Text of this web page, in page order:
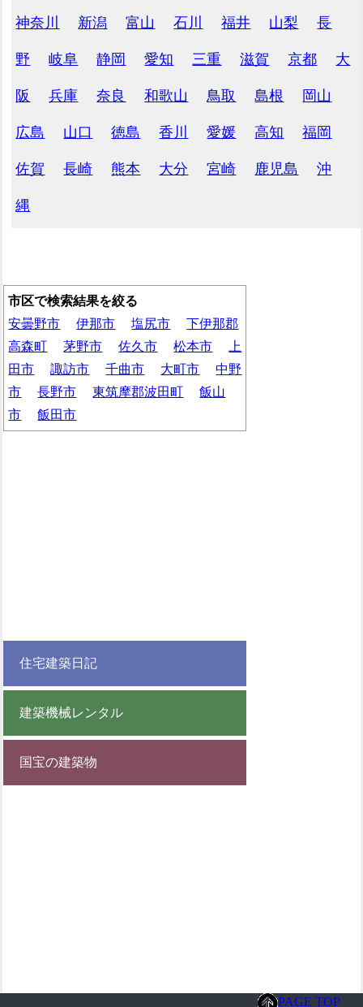
神奈川 新潟 富山 石川 福井 山梨 長
野 岐阜 静岡 愛知 三重 滋賀 京都 大
阪 兵庫 奈良 和歌山 鳥取 島根 岡山
広島 山口 徳島 香川 愛媛 高知 福岡
佐賀 長崎 熊本 大分 宮崎 鹿児島 沖
縄
市区で検索結果を絞る
安曇野市
伊那市 塩尻市
下伊那郡
高森町
茅野市 佐久市 松本市
上
田市
諏訪市 千曲市 大町市
中野
市
長野市 東筑摩郡波田町
飯山
市
飯田市
住宅建築日記
建築機械レンタル
国宝の建築物
PAGE TOP